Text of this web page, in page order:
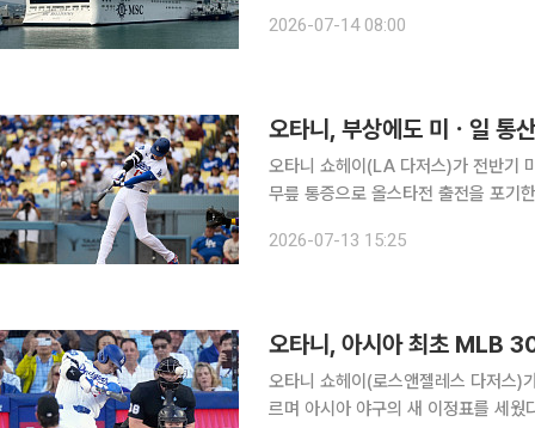
2026-07-14 08:00
오타니, 부상에도 미ㆍ일
오타니 쇼헤이(LA 다저스)가 전반기
무릎 통증으로 올스타전 출전을 포기한 상황에서
이저리그(MLB) 애리조나 다이아몬드
2026-07-13 15:25
오타니, 아시아 최초 MLB
오타니 쇼헤이(로스앤젤레스 다저스
르며 아시아 야구의 새 이정표를 세웠다. 오타니는 8일(한국시간) 미국 캘리포니아주 로스앤